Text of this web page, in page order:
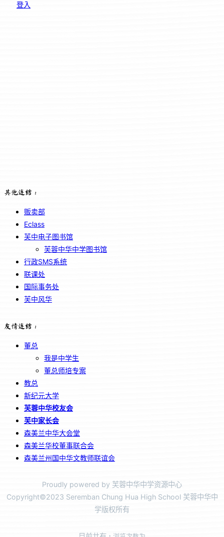
登入
其他连结：
贩卖部
Eclass
芙中电子图书馆
芙蓉中华中学图书馆
行政SMS系统
联课处
国际事务处
芙中风华
友情连结：
董总
我是中学生
董总师培专案
教总
新纪元大学
芙蓉中华校友会
芙中家长会
森美兰中华大会堂
森美兰华校董事联合会
森美兰州国中华文教师联谊会
Proudly powered by 芙蓉中华中学资源中心
Copyright©2023 Seremban Chung Hua High School 芙蓉中华中
学版权所有